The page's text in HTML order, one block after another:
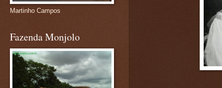
Martinho Campos
Fazenda Monjolo